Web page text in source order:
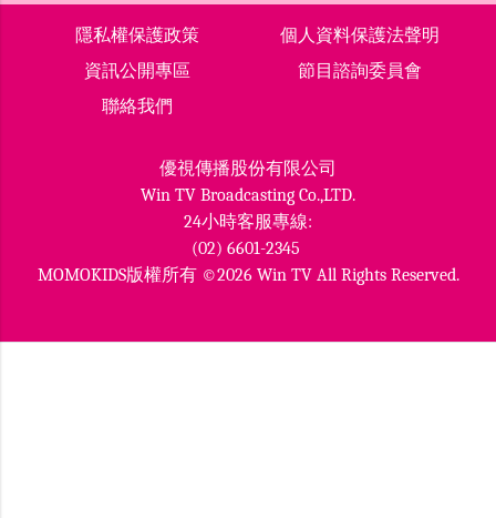
隱私權保護政策
個人資料保護法聲明
資訊公開專區
節目諮詢委員會
聯絡我們
優視傳播股份有限公司
Win TV Broadcasting Co.,LTD.
24小時客服專線:
(02) 6601-2345
MOMOKIDS版權所有 ©2026 Win TV All Rights Reserved.